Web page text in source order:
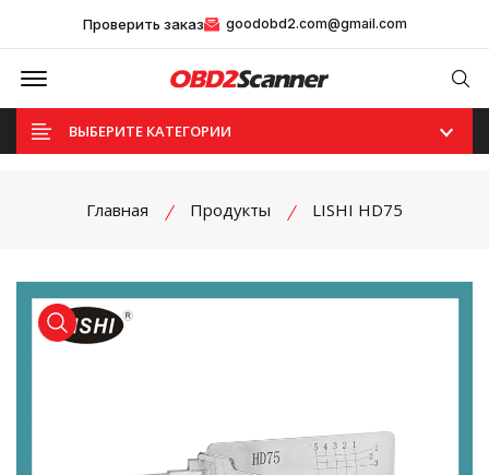
Проверить заказ goodobd2.com@gmail.com
Offcanvas Menu Open
ВЫБЕРИТЕ КАТЕГОРИИ
Главная Продукты LISHI HD75
product view